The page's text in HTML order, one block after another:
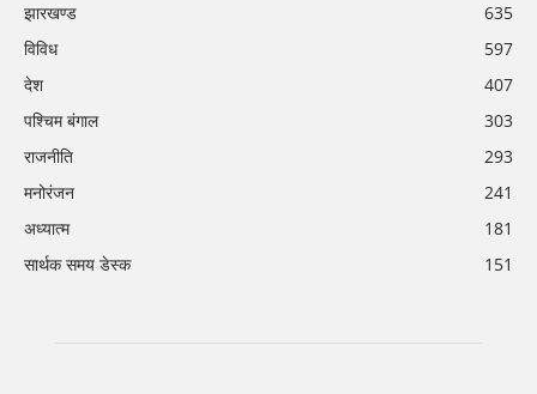
झारखण्ड
635
विविध
597
देश
407
पश्चिम बंगाल
303
राजनीति
293
मनोरंजन
241
अध्यात्म
181
सार्थक समय डेस्क
151